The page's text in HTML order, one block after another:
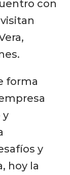
con
forma
y
y
hoy la